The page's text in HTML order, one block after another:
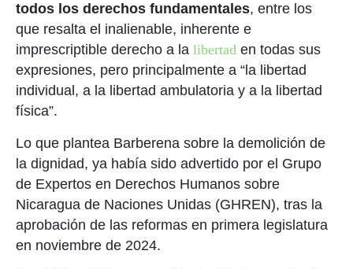
todos los derechos fundamentales, entre los
que resalta el inalienable, inherente e
imprescriptible derecho a la libertad en todas sus
expresiones, pero principalmente a “la libertad
individual, a la libertad ambulatoria y a la libertad
física”.
Lo que plantea Barberena sobre la demolición de
la dignidad, ya había sido advertido por el Grupo
de Expertos en Derechos Humanos sobre
Nicaragua de Naciones Unidas (GHREN), tras la
aprobación de las reformas en primera legislatura
en noviembre de 2024.